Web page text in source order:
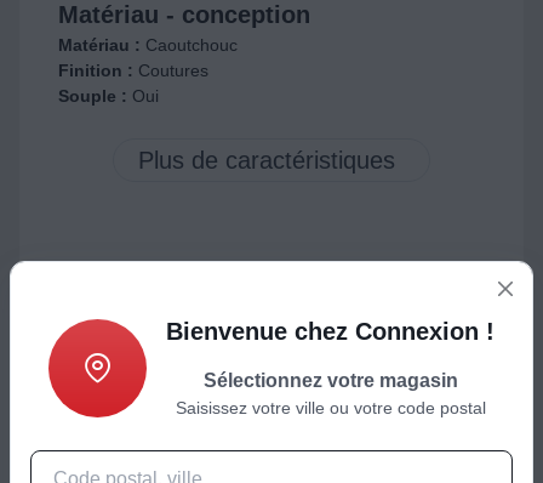
Matériau - conception
Matériau : Caoutchouc
Finition : Coutures
Souple : Oui
Bienvenue chez Connexion !
Sélectionnez votre magasin
Saisissez votre ville ou votre code postal